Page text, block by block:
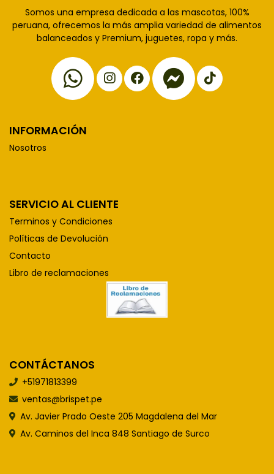
Somos una empresa dedicada a las mascotas, 100%
peruana, ofrecemos la más amplia variedad de alimentos
balanceados y Premium, juguetes, ropa y más.
INFORMACIÓN
Nosotros
SERVICIO AL CLIENTE
Terminos y Condiciones
Políticas de Devolución
Contacto
Libro de reclamaciones
CONTÁCTANOS
+51971813399
ventas@brispet.pe
Av. Javier Prado Oeste 205 Magdalena del Mar
Av. Caminos del Inca 848 Santiago de Surco